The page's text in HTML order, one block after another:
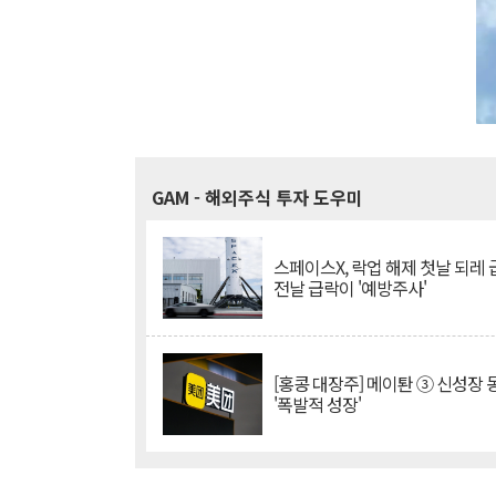
GAM - 해외주식 투자 도우미
스페이스X, 락업 해제 첫날 되레
전날 급락이 '예방주사'
[홍콩 대장주] 메이퇀 ③ 신성장
'폭발적 성장'